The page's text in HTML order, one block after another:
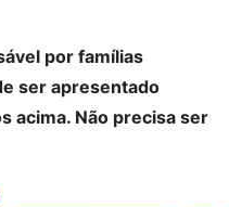
por famílias
ser apresentado
acima. Não precisa ser